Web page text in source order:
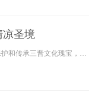
凉圣境
编者注:山西历史悠久，文化底蕴深厚 为了更好地保护和传承三晋文化瑰宝，黄河新闻网邀请省级文化学者对散落在各种古籍中的有关山西的历史典故和成语故事进行收集、整理和认真